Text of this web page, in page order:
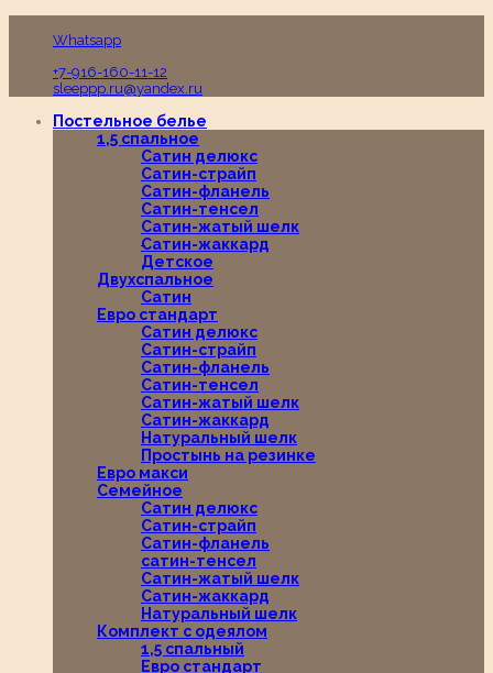
Whatsapp
+7-916-160-11-12
sleeppp.ru@yandex.ru
Постельное белье
1,5 спальное
Сатин делюкс
Сатин-страйп
Сатин-фланель
Сатин-тенсел
Сатин-жатый шелк
Сатин-жаккард
Детское
Двухспальное
Сатин
Евро стандарт
Сатин делюкс
Сатин-страйп
Сатин-фланель
Сатин-тенсел
Сатин-жатый шелк
Сатин-жаккард
Натуральный шелк
Простынь на резинке
Евро макси
Семейное
Сатин делюкс
Сатин-страйп
Сатин-фланель
сатин-тенсел
Сатин-жатый шелк
Сатин-жаккард
Натуральный шелк
Комплект с одеялом
1,5 спальный
Евро стандарт